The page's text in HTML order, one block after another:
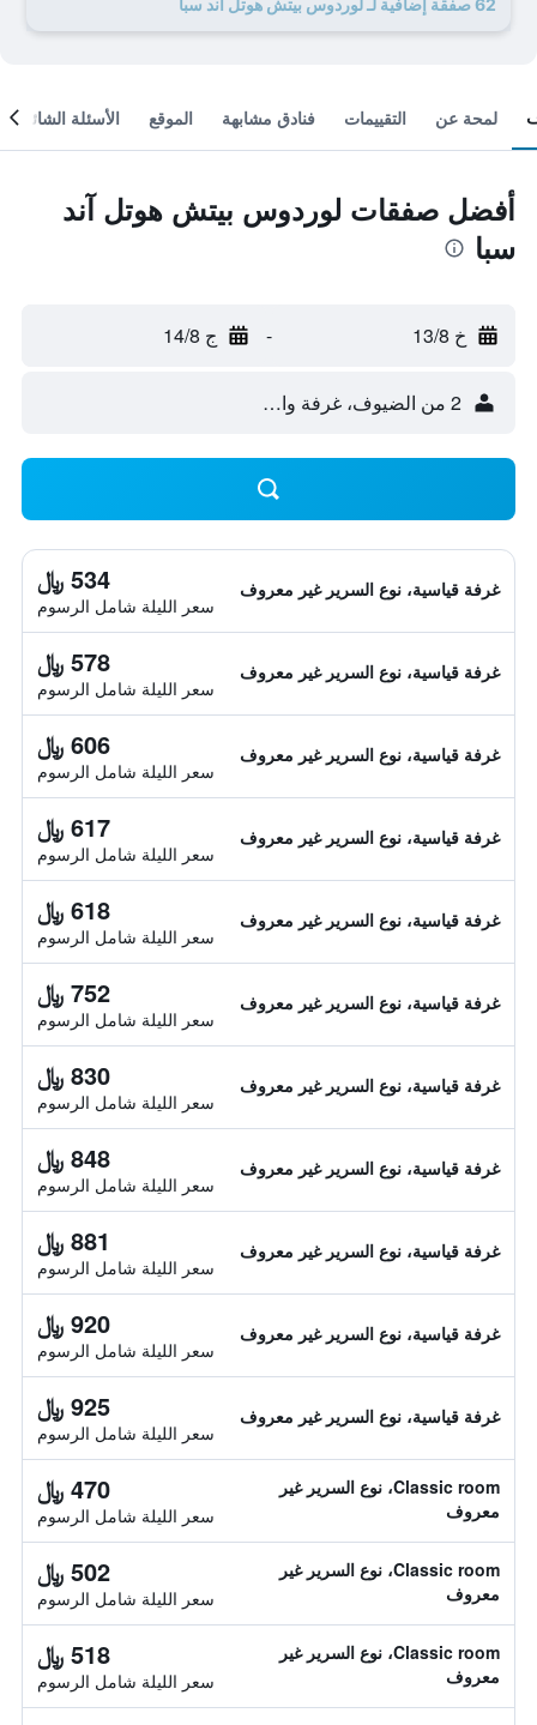
62 صفقة إضافية لـ لوردوس بيتش هوتل آند سبا
لمحة عن التقييمات فنادق مشابهة الموقع الأسئلة الشائعة
أفضل صفقات لوردوس بيتش هوتل آند
سبا
خ 13/8 - ج 14/8
2 من الضيوف، غرفة واحدة
غرفة قياسية، نوع السرير غير معروف 534 ﷼
سعر الليلة شامل الرسوم
غرفة قياسية، نوع السرير غير معروف 578 ﷼
سعر الليلة شامل الرسوم
غرفة قياسية، نوع السرير غير معروف 606 ﷼
سعر الليلة شامل الرسوم
غرفة قياسية، نوع السرير غير معروف 617 ﷼
سعر الليلة شامل الرسوم
غرفة قياسية، نوع السرير غير معروف 618 ﷼
سعر الليلة شامل الرسوم
غرفة قياسية، نوع السرير غير معروف 752 ﷼
سعر الليلة شامل الرسوم
غرفة قياسية، نوع السرير غير معروف 830 ﷼
سعر الليلة شامل الرسوم
غرفة قياسية، نوع السرير غير معروف 848 ﷼
سعر الليلة شامل الرسوم
غرفة قياسية، نوع السرير غير معروف 881 ﷼
سعر الليلة شامل الرسوم
غرفة قياسية، نوع السرير غير معروف 920 ﷼
سعر الليلة شامل الرسوم
غرفة قياسية، نوع السرير غير معروف 925 ﷼
سعر الليلة شامل الرسوم
Classic room، نوع السرير غير
معروف
470 ﷼
سعر الليلة شامل الرسوم
Classic room، نوع السرير غير
معروف
502 ﷼
سعر الليلة شامل الرسوم
Classic room، نوع السرير غير
معروف
518 ﷼
سعر الليلة شامل الرسوم